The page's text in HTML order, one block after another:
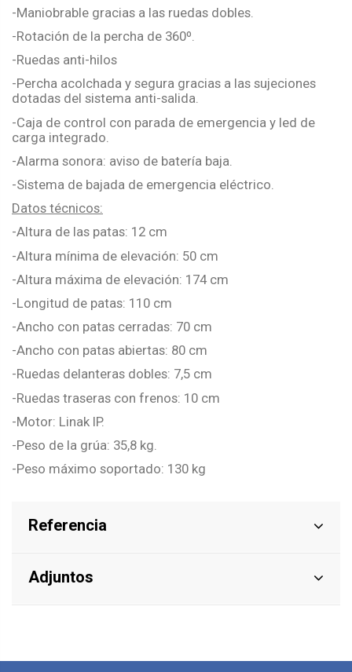
-Maniobrable gracias a las ruedas dobles.
-Rotación de la percha de 360º.
-Ruedas anti-hilos
-Percha acolchada y segura gracias a las sujeciones
dotadas del sistema anti-salida.
-Caja de control con parada de emergencia y led de
carga integrado.
-Alarma sonora: aviso de batería baja.
-Sistema de bajada de emergencia eléctrico.
Datos técnicos:
-Altura de las patas: 12 cm
-Altura mínima de elevación: 50 cm
-Altura máxima de elevación: 174 cm
-Longitud de patas: 110 cm
-Ancho con patas cerradas: 70 cm
-Ancho con patas abiertas: 80 cm
-Ruedas delanteras dobles: 7,5 cm
-Ruedas traseras con frenos: 10 cm
-Motor: Linak IP.
-Peso de la grúa: 35,8 kg.
-Peso máximo soportado: 130 kg
Referencia
Adjuntos